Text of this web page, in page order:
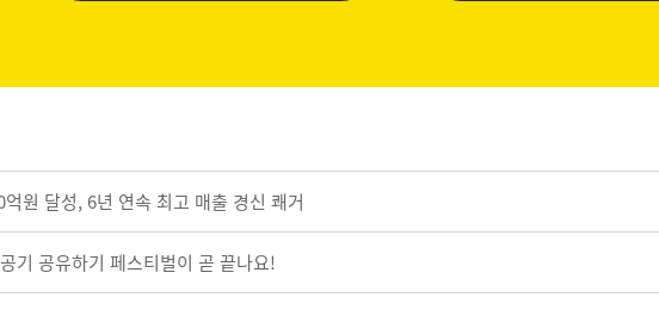
원 달성, 6년 연속 최고 매출 경신 쾌거
기 공유하기 페스티벌이 곧 끝나요!